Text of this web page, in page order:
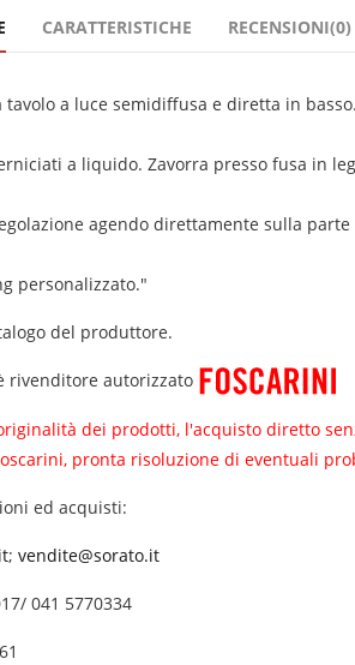
CARATTERISTICHE RECENSIONI(0)
tavolo a luce semidiffusa e diretta in
a liquido. Zavorra presso fusa in
agendo direttamente sulla
personalizzato."
del produttore.
rivenditore autorizzato
dei prodotti, l'acquisto diretto
pronta risoluzione di eventuali
ed acquisti:
; vendite@sorato.it
041 5770334